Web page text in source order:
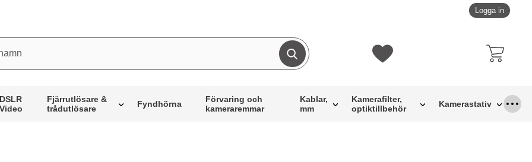
Logga in
Genomför sökning Mina favoriter
DSLR
Video
Fjärrutlösare &
trådutlösare
Fyndhörna
Förvaring och
kameraremmar
Kablar,
mm
Kamerafilter,
optiktillbehör
Kamerastativ